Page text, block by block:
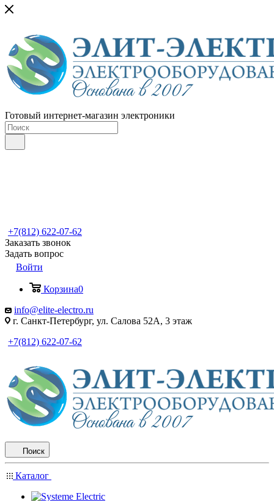
Готовый интернет-магазин электроники
+7(812) 622-07-62
Заказать звонок
Задать вопрос
Войти
Корзина0
info@elite-electro.ru
г. Санкт-Петербург, ул. Салова 52А, 3 этаж
+7(812) 622-07-62
Поиск
Каталог